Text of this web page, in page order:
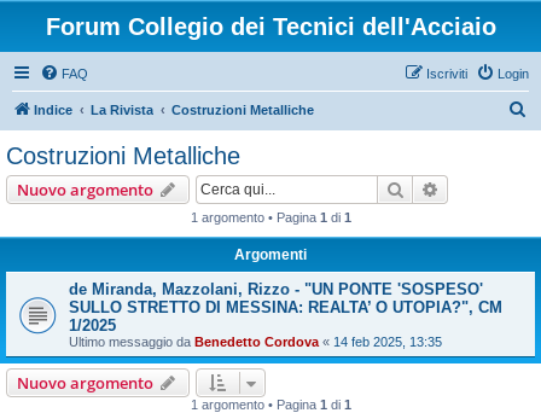
Forum Collegio dei Tecnici dell'Acciaio
FAQ Login
Iscriviti
Indice La Rivista Costruzioni Metalliche
Costruzioni Metalliche
Nuovo argomento Cerca
1 argomento • Pagina 1 di 1
Argomenti
de Miranda, Mazzolani, Rizzo - "UN PONTE 'SOSPESO'
SULLO STRETTO DI MESSINA: REALTA’ O UTOPIA?", CM
1/2025
Ultimo messaggio da Benedetto Cordova « 14 feb 2025, 13:35
Nuovo argomento
1 argomento • Pagina 1 di 1